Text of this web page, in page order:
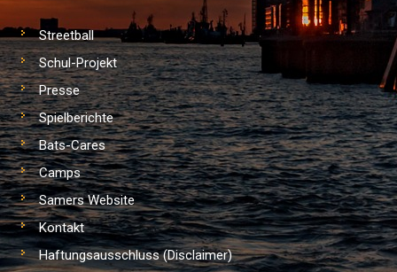
Streetball
Schul-Projekt
Presse
Spielberichte
Bats-Cares
Camps
Samers Website
Kontakt
Haftungsausschluss (Disclaimer)